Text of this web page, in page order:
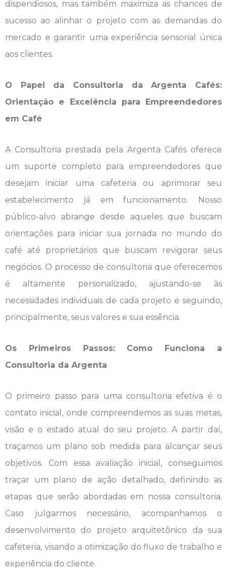
dispendiosos, mas também maximiza as chances de
sucesso ao alinhar o projeto com as demandas do
mercado e garantir uma experiência sensorial única
aos clientes.
O Papel da Consultoria da Argenta Cafés:
Orientação e Excelência para Empreendedores
em Café
A Consultoria prestada pela Argenta Cafés oferece
um suporte completo para empreendedores que
desejam iniciar uma cafeteria ou aprimorar seu
estabelecimento já em funcionamento. Nosso
público-alvo abrange desde aqueles que buscam
orientações para iniciar sua jornada no mundo do
café até proprietários que buscam revigorar seus
negócios. O processo de consultoria que oferecemos
é altamente personalizado, ajustando-se às
necessidades individuais de cada projeto e seguindo,
principalmente, seus valores e sua essência.
Os Primeiros Passos: Como Funciona a
Consultoria da Argenta
O primeiro passo para uma consultoria efetiva é o
contato inicial, onde compreendemos as suas metas,
visão e o estado atual do seu projeto. A partir daí,
traçamos um plano sob medida para alcançar seus
objetivos. Com essa avaliação inicial, conseguimos
traçar um plano de ação detalhado, definindo as
etapas que serão abordadas em nossa consultoria.
Caso julgarmos necessário, acompanhamos o
desenvolvimento do projeto arquitetônico da sua
cafeteria, visando a otimização do fluxo de trabalho e
experiência do cliente.